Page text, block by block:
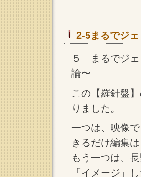
2-5まるでジ
５ まるでジェ
論〜
この【羅針盤
りました。
一つは、映像
きるだけ編集
もう一つは、
「イメージ」